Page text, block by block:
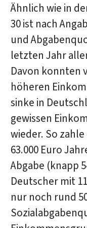
Ähnlich wie in
30 ist nach
und
letzten Jahr
Davon konnten
höheren
sinke in
gewissen
wieder. So
63.000 Euro
Abgabe (knapp
Deutscher mit
nur noch rund